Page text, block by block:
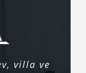
villa ve